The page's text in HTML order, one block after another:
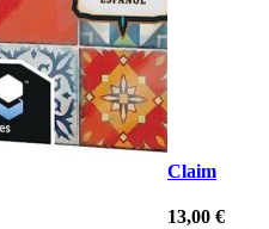
Claim
13,00 €